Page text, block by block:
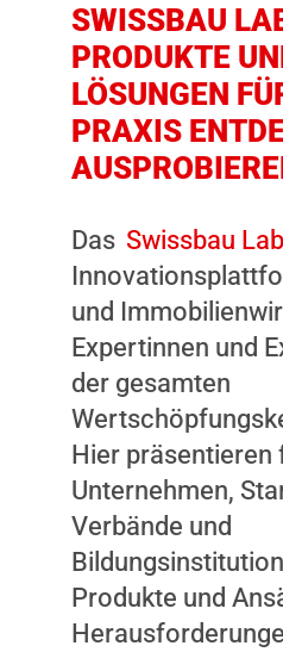
SWISSBAU
PRODUKTE
LÖSUNGEN
PRAXIS
Das Swissbau Lab
und
Expertinnen und
der gesamten
Hier präsentieren
Unternehmen,
Verbände und
Produkte und